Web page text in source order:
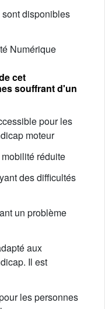
disponibles
Numérique
cet
souffrant d'un
pour les
moteur
réduite
des difficultés
un problème
aux
Il est
les personnes